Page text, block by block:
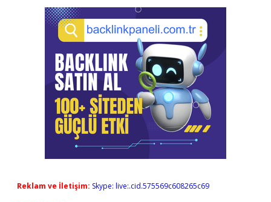
Reklam ve İletişim: Skype: live:.cid.575569c608265c69